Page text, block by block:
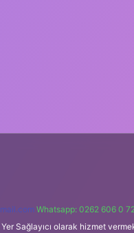
Whatsapp: 0262 606 0
Sağlayıcı olarak hizmet